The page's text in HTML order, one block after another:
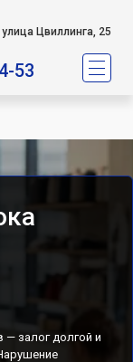
улица Цвиллинга, 25
53
— залог долгой и